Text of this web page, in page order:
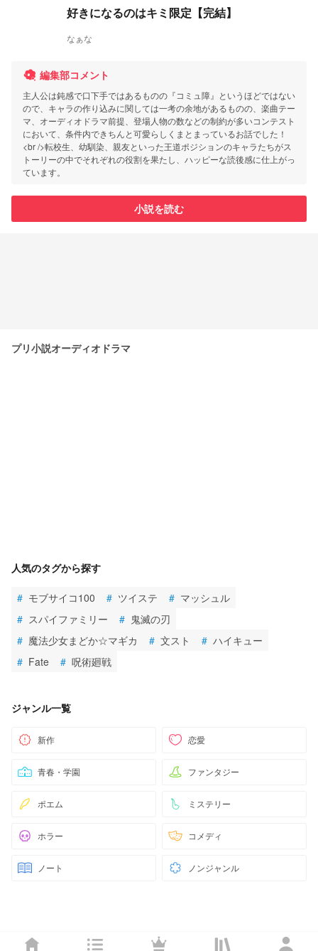
好きになるのはキミ限定【完結】
なぁな
編集部コメント
主人公は鈍感で口下手ではあるものの『コミュ障』というほどではない
ので、キャラの作り込みに関しては一考の余地があるものの、楽曲テー
マ、オーディオドラマ前提、登場人物の数などの制約が多いコンテスト
において、条件内できちんと可愛らしくまとまっているお話でした！
<br />転校生、幼馴染、親友といった王道ポジションのキャラたちがス
トーリーの中でそれぞれの役割を果たし、ハッピーな読後感に仕上がっ
ています。
小説を読む
プリ小説オーディオドラマ
人気のタグから探す
# モブサイコ100 # ツイステ # マッシュル
# スパイファミリー # 鬼滅の刃
# 魔法少女まどか☆マギカ # 文スト # ハイキュー
# Fate # 呪術廻戦
ジャンル一覧
新作 恋愛
青春・学園 ファンタジー
ポエム ミステリー
ホラー コメディ
ノート ノンジャンル